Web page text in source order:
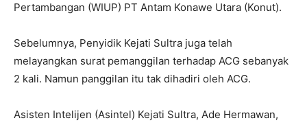
Pertambangan (WIUP) PT Antam Konawe Utara (Konut).
Sebelumnya, Penyidik Kejati Sultra juga telah
melayangkan surat pemanggilan terhadap ACG sebanyak
2 kali. Namun panggilan itu tak dihadiri oleh ACG.
Asisten Intelijen (Asintel) Kejati Sultra, Ade Hermawan,